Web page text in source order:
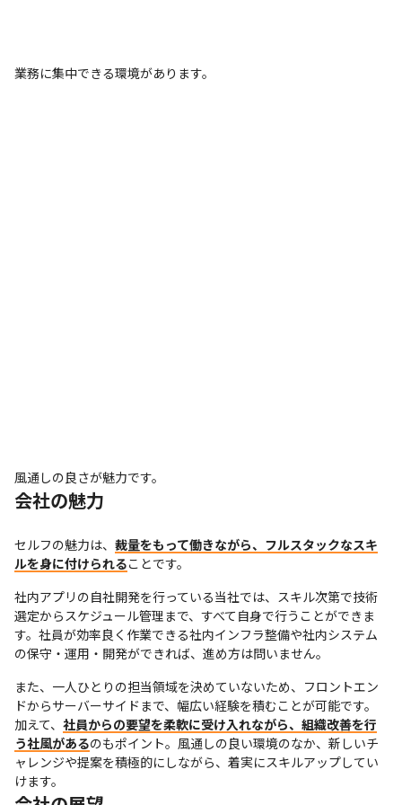
業務に集中できる環境があります。
風通しの良さが魅力です。
会社の魅力
セルフの魅力は、 裁量をもって働きながら、フルスタックなスキ
ルを身に付けられることです。
社内アプリの自社開発を行っている当社では、スキル次第で技術
選定からスケジュール管理まで、すべて自身で行うことができま
す。社員が効率良く作業できる社内インフラ整備や社内システム
の保守・運用・開発ができれば、進め方は問いません。
また、一人ひとりの担当領域を決めていないため、フロントエン
ドからサーバーサイドまで、幅広い経験を積むことが可能です。
加えて、 社員からの要望を柔軟に受け入れながら、組織改善を行
う社風があるのもポイント。風通しの良い環境のなか、新しいチ
ャレンジや提案を積極的にしながら、着実にスキルアップしてい
けます。